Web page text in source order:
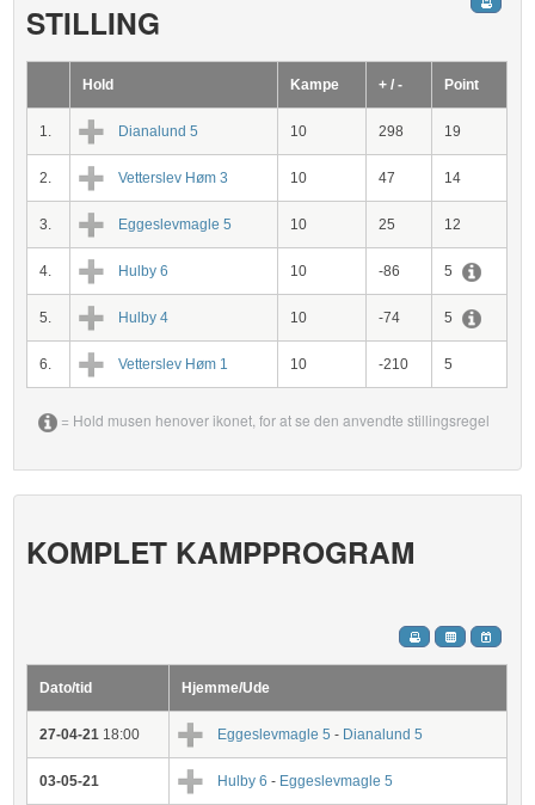
STILLING
Hold Kampe + / - Point
1. Dianalund 5 10 298 19
2. Vetterslev Høm 3 10 47 14
3. Eggeslevmagle 5 10 25 12
4. Hulby 6 10 -86 5
5. Hulby 4 10 -74 5
6. Vetterslev Høm 1 10 -210 5
= Hold musen henover ikonet, for at se den anvendte stillingsregel
KOMPLET KAMPPROGRAM
Dato/tid Hjemme/Ude
27-04-21 18:00 Eggeslevmagle 5- Dianalund 5
03-05-21 Hulby 6- Eggeslevmagle 5